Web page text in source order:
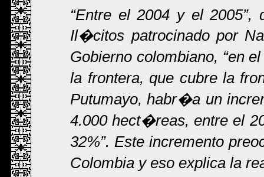
Entre el 2004 y el 2005 ,
Il�citos patrocinado por
Gobierno colombiano,
en
la frontera, que cubre la
Putumayo, habr�a un
4.000 hect�reas, entre el
32% . Este incremento
Colombia y eso explica la